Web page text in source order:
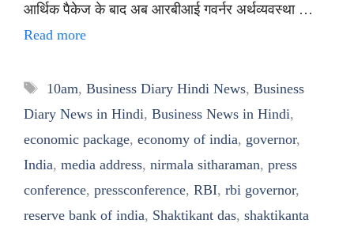
आर्थिक पैकेज के बाद अब आरबीआई गवर्नर अर्थव्यवस्था …
Read more
Tags
10am, Business Diary Hindi News, Business
Diary News in Hindi, Business News in Hindi,
economic package, economy of india, governor,
India, media address, nirmala sitharaman, press
conference, pressconference, RBI, rbi governor,
reserve bank of india, Shaktikant das, shaktikanta